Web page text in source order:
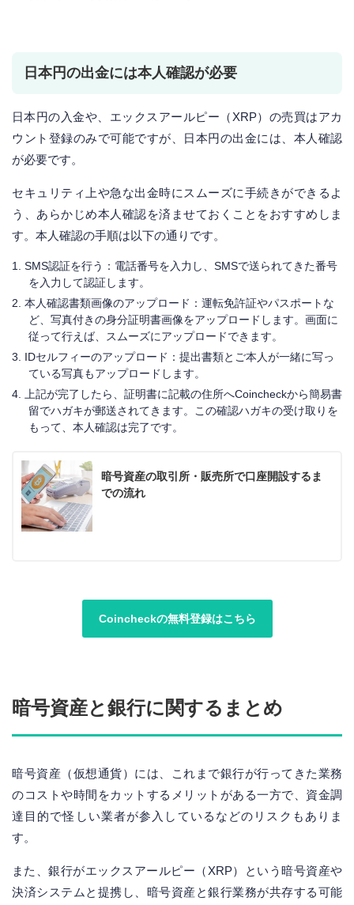
日本円の出金には本人確認が必要
日本円の入金や、エックスアールピー（XRP）の売買はアカ
ウント登録のみで可能ですが、日本円の出金には、本人確認
が必要です。
セキュリティ上や急な出金時にスムーズに手続きができるよ
う、あらかじめ本人確認を済ませておくことをおすすめしま
す。本人確認の手順は以下の通りです。
SMS認証を行う：電話番号を入力し、SMSで送られてきた番号
を入力して認証します。
本人確認書類画像のアップロード：運転免許証やパスポートな
ど、写真付きの身分証明書画像をアップロードします。画面に
従って行えば、スムーズにアップロードできます。
IDセルフィーのアップロード：提出書類とご本人が一緒に写っ
ている写真もアップロードします。
上記が完了したら、証明書に記載の住所へCoincheckから簡易書
留でハガキが郵送されてきます。この確認ハガキの受け取りを
もって、本人確認は完了です。
暗号資産の取引所・販売所で口座開設するま
での流れ
Coincheckの無料登録はこちら
暗号資産と銀行に関するまとめ
暗号資産（仮想通貨）には、これまで銀行が行ってきた業務
のコストや時間をカットするメリットがある一方で、資金調
達目的で怪しい業者が参入しているなどのリスクもありま
す。
また、銀行がエックスアールピー（XRP）という暗号資産や
決済システムと提携し、暗号資産と銀行業務が共存する可能